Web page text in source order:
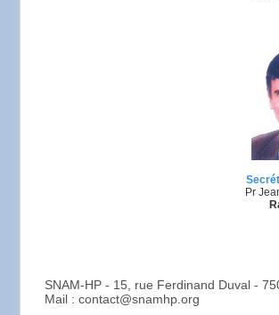
Pr
SNAM-HP - 15, rue Ferdinand Duval -
Mail : contact@snamhp.org